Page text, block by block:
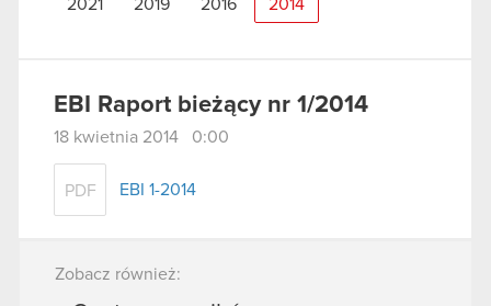
2021 2019 2016 2014
EBI Raport bieżący nr 1/2014
18 kwietnia 2014 0:00
PDF EBI 1-2014
Zobacz również: